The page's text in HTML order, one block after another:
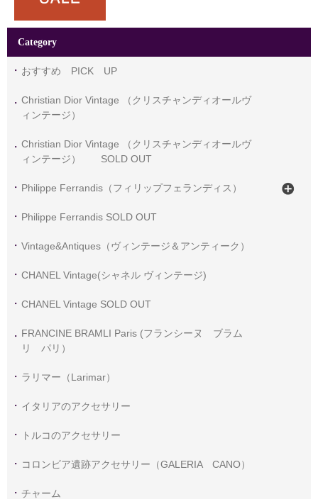
Category
おすすめ PICK UP
Christian Dior Vintage （クリスチャンディオールヴ
ィンテージ）
Christian Dior Vintage （クリスチャンディオールヴ
ィンテージ） SOLD OUT
Philippe Ferrandis（フィリップフェランディス）
Philippe Ferrandis SOLD OUT
Vintage&Antiques（ヴィンテージ＆アンティーク）
CHANEL Vintage(シャネル ヴィンテージ)
CHANEL Vintage SOLD OUT
FRANCINE BRAMLI Paris (フランシーヌ ブラム
リ パリ）
ラリマー（Larimar）
イタリアのアクセサリー
トルコのアクセサリー
コロンビア遺跡アクセサリー（GALERIA CANO）
チャーム